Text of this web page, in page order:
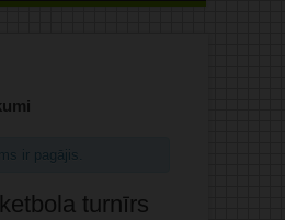
ir pagājis.
turnīrs